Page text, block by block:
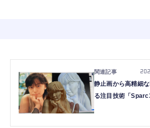
静止画から高精細
る注目技術「